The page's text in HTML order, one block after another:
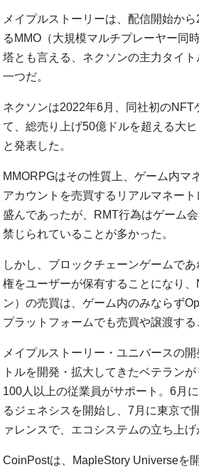
メイプルストーリーは、配信開始か
るMMO（大規模マルチプレーヤー同
塔とも言える、ネクソンの主力タイ
一つだ。
ネクソンは2022年6月、同社初のNFT
て、総売り上げ50億ドルを超える大
と発表した。
MMORPGはその性質上、ゲーム内マ
アカウントを売買するリアルマネー
盛んであったが、RMT行為はゲーム
禁じられていることが多かった。
しかし、ブロックチェーンゲームで
権をユーザーが保有することになり
ン）の売買は、ゲーム内のみならず
プラットフォームでも売買や譲渡する
メイプルストーリー・ユニバースの
トルを開発・拡大してきたベテラン
100人以上の従業員がサポート。6月
るジェネシスを開始し、7月に東京で
ァレンスで、エコシステムの立ち上げ
CoinPostは、MapleStory Universeを